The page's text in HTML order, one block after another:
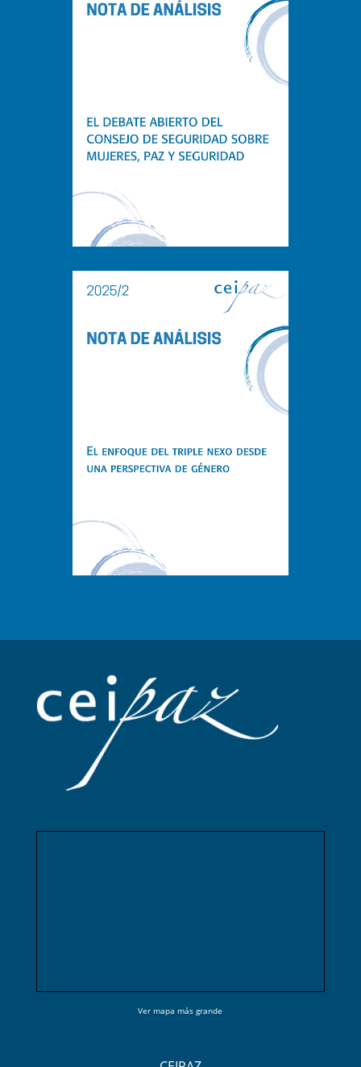
Ver mapa más grande